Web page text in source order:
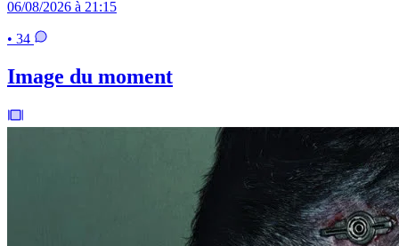
06/08/2026 à 21:15
• 34
Image du moment